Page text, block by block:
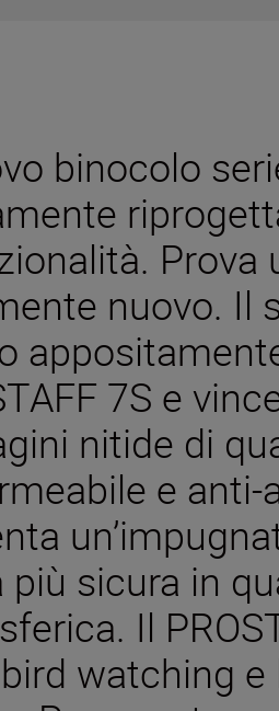
binocolo
nuovo. Il
7S e
nitide di
e anti-
più sicura in
Il
watching e